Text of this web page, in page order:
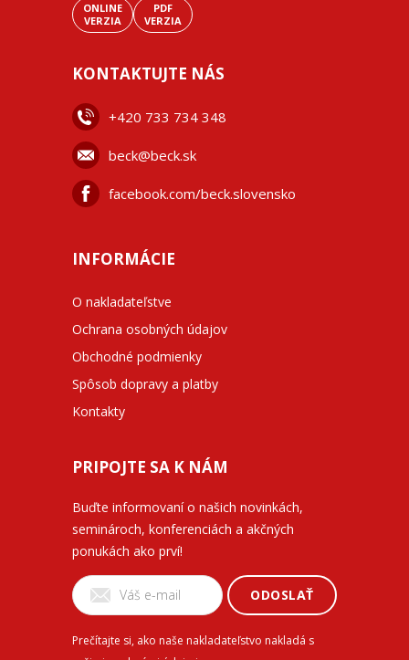
ONLINE
VERZIA
PDF
VERZIA
KONTAKTUJTE NÁS
+420 733 734 348
beck@beck.sk
facebook.com/beck.slovensko
INFORMÁCIE
O nakladateľstve
Ochrana osobných údajov
Obchodné podmienky
Spôsob dopravy a platby
Kontakty
PRIPOJTE SA K NÁM
Buďte informovaní o našich novinkách,
seminároch, konferenciách a akčných
ponukách ako prví!
ODOSLAŤ
Prečítajte si, ako naše nakladateľstvo nakladá s